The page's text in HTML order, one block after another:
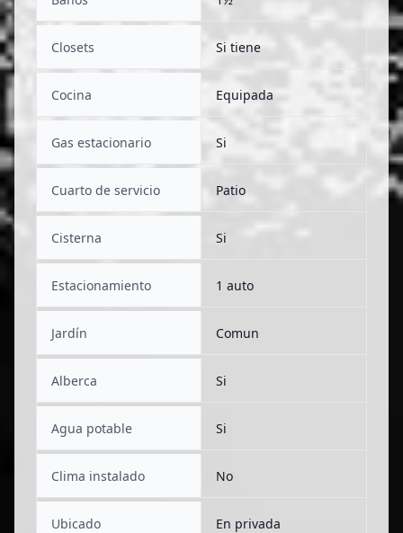
Closets Si tiene
Cocina Equipada
Gas estacionario Si
Cuarto de servicio Patio
Cisterna Si
Estacionamiento 1 auto
Jardín Comun
Alberca Si
Agua potable Si
Clima instalado No
Ubicado En privada